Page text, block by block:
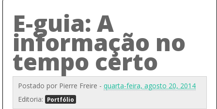
E-guia: A
informação no
tempo certo
Postado por Pierre Freire - quarta-feira, agosto 20, 2014
Editoria:
Portfólio